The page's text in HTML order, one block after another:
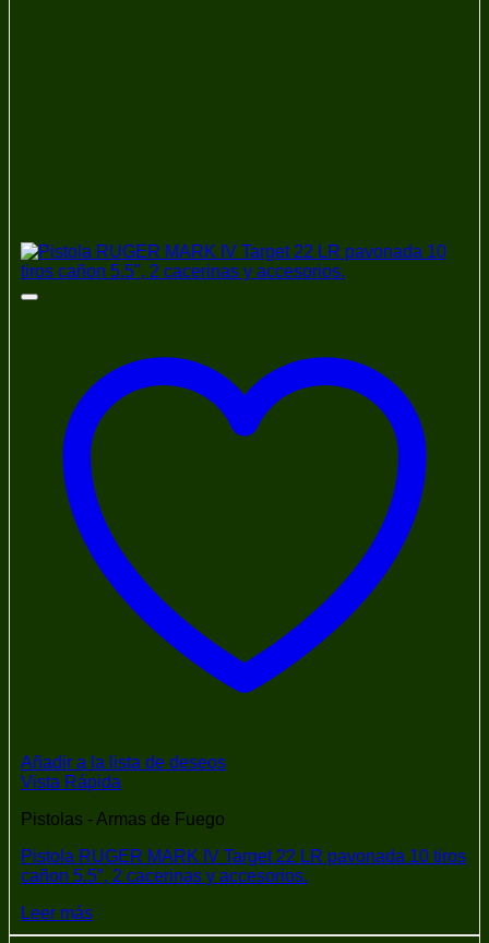
Añadir a la lista de deseos
Vista Rápida
Pistolas - Armas de Fuego
Pistola RUGER MARK IV Target 22 LR pavonada 10 tiros
cañon 5.5″, 2 cacerinas y accesorios.
Leer más